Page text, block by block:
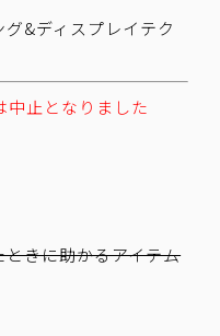
&ディスプレイテク
止となりました
きに助かるアイテム